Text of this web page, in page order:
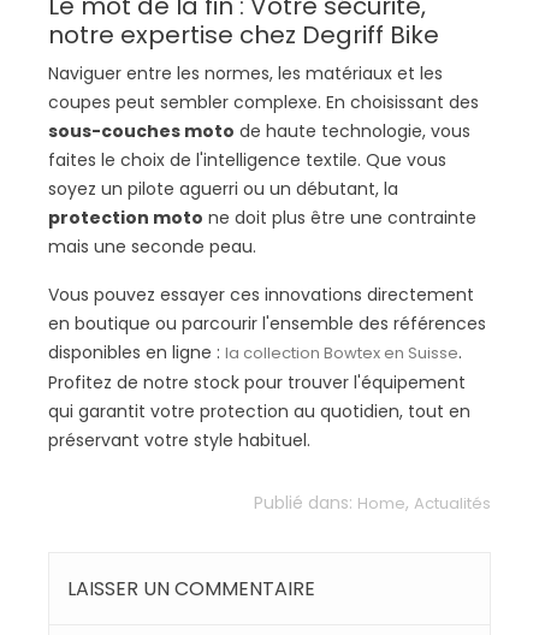
notre expertise chez Degriff Bike
Naviguer entre les normes, les matériaux et les
coupes peut sembler complexe. En choisissant des
sous-couches moto de haute technologie, vous
faites le choix de l'intelligence textile. Que vous
soyez un pilote aguerri ou un débutant, la
protection moto ne doit plus être une contrainte
mais une seconde peau.
Vous pouvez essayer ces innovations directement
en boutique ou parcourir l'ensemble des références
disponibles en ligne : la collection Bowtex en Suisse.
Profitez de notre stock pour trouver l'équipement
qui garantit votre protection au quotidien, tout en
préservant votre style habituel.
Publié dans: Home, Actualités
LAISSER UN COMMENTAIRE